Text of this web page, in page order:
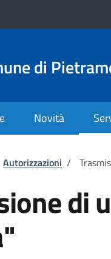
di
Novità
pane
Autorizzazioni /
di